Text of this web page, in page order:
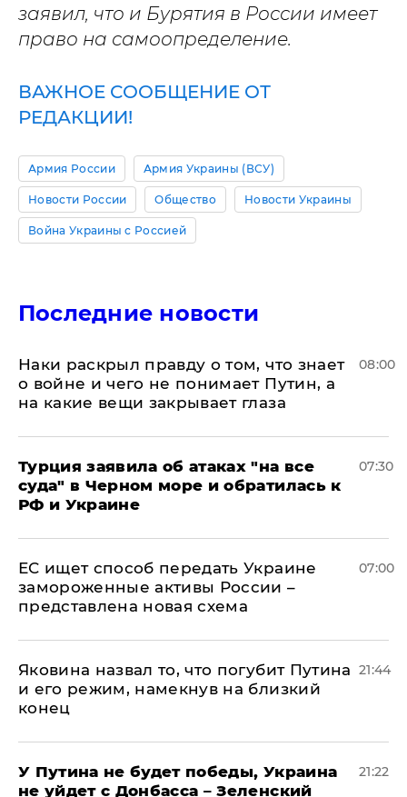
заявил, что и Бурятия в России имеет
право на самоопределение.
ВАЖНОЕ СООБЩЕНИЕ ОТ
РЕДАКЦИИ!
Армия России Армия Украины (ВСУ)
Новости России Общество Новости Украины
Война Украины с Россией
Последние новости
Наки раскрыл правду о том, что знает
о войне и чего не понимает Путин, а
на какие вещи закрывает глаза
08:00
Турция заявила об атаках "на все
суда" в Черном море и обратилась к
РФ и Украине
07:30
ЕС ищет способ передать Украине
замороженные активы России –
представлена новая схема
07:00
Яковина назвал то, что погубит Путина
и его режим, намекнув на близкий
конец
21:44
У Путина не будет победы, Украина
не уйдет с Донбасса – Зеленский
21:22